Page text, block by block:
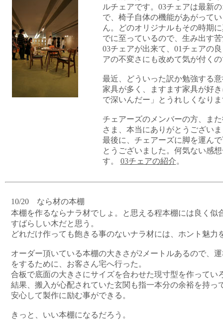
ルチェアです。03チェアは最新
で、椅子自体の機能があがって
ん。どのオリジナルもその時期
でに至っているので、生み出す
03チェアが出来て、01チェアの
アの不変さにも改めて気が付く
最近、どういった訳か勉強する
家具が多く、ますます家具が好
で深いんだー」とうれしくなり
チェアーズのメンバーの方、ま
さま、本当にありがとうござい
最後に、チェアーズに脚を運ん
とうございました。何気ない感
す。 03チェアの紹介。
10/20 なら材の本棚
本棚を作るならナラ材でしょ。と思える程本棚には良く似
すばらしい木だと思う。
どれだけ作っても飽きる事のないナラ材には、ホント魅力
オーダー頂いている本棚の大きさが2メートルあるので、
をするために、お客さん宅へ行った。
合板で底面の大きさにサイズを合わせた現寸型を作ってい
結果、搬入が心配されていた玄関も指一本分の余裕を持っ
安心して製作に励む事ができる。
きっと、いい本棚になるだろう。